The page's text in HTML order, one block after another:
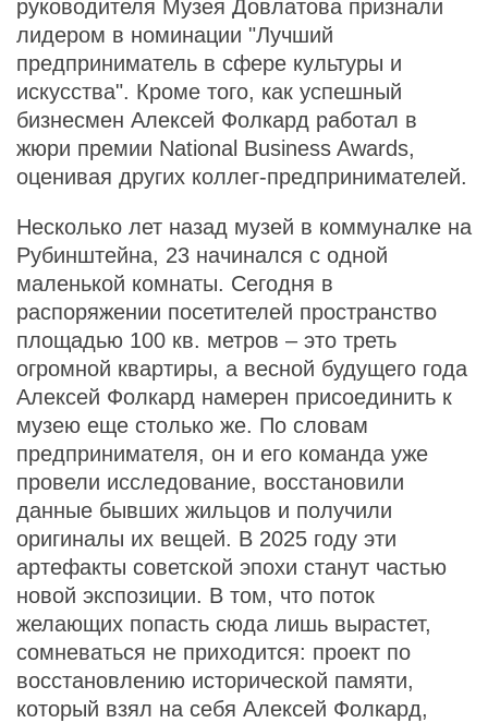
руководителя Музея Довлатова признали
лидером в номинации "Лучший
предприниматель в сфере культуры и
искусства". Кроме того, как успешный
бизнесмен Алексей Фолкард работал в
жюри премии National Business Awards,
оценивая других коллег-предпринимателей.
Несколько лет назад музей в коммуналке на
Рубинштейна, 23 начинался с одной
маленькой комнаты. Сегодня в
распоряжении посетителей пространство
площадью 100 кв. метров – это треть
огромной квартиры, а весной будущего года
Алексей Фолкард намерен присоединить к
музею еще столько же. По словам
предпринимателя, он и его команда уже
провели исследование, восстановили
данные бывших жильцов и получили
оригиналы их вещей. В 2025 году эти
артефакты советской эпохи станут частью
новой экспозиции. В том, что поток
желающих попасть сюда лишь вырастет,
сомневаться не приходится: проект по
восстановлению исторической памяти,
который взял на себя Алексей Фолкард,